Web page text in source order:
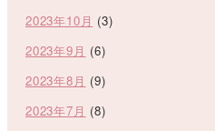
2023年10月 (3)
2023年9月 (6)
2023年8月 (9)
2023年7月 (8)